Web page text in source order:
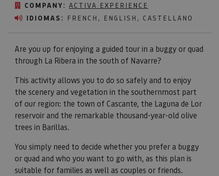
COMPANY: ACTIVA EXPERIENCE
IDIOMAS: FRENCH, ENGLISH, CASTELLANO
Are you up for enjoying a guided tour in a buggy or quad
through La Ribera in the south of Navarre?
This activity allows you to do so safely and to enjoy
the scenery and vegetation in the southernmost part
of our region: the town of Cascante, the Laguna de Lor
reservoir and the remarkable thousand-year-old olive
trees in Barillas.
You simply need to decide whether you prefer a buggy
or quad and who you want to go with, as this plan is
suitable for families as well as couples or friends.